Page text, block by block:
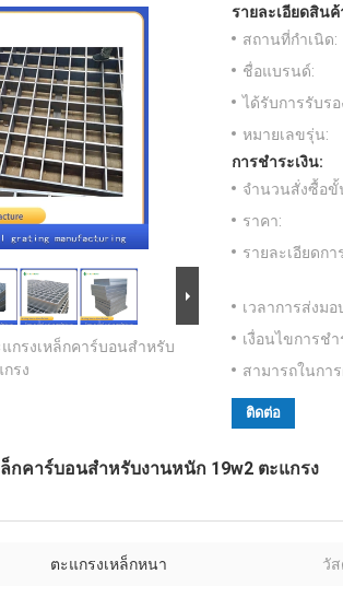
แกรงเหล็กคาร์บอนสำหรับ
รง
รายละเอียดสินค้
สถานที่กำเนิด:
ชื่อแบรนด์:
ได้รับการรับรอ
หมายเลขรุ่น:
การชำระเงิน:
จำนวนสั่งซื้อขั้
ราคา:
รายละเอียดกา
เวลาการส่งมอ
เงื่อนไขการชำ
สามารถในกา
ติดต่อ
ล็กคาร์บอนสำหรับงานหนัก 19w2 ตะแกรง
ตะแกรงเหล็กหนา วัส